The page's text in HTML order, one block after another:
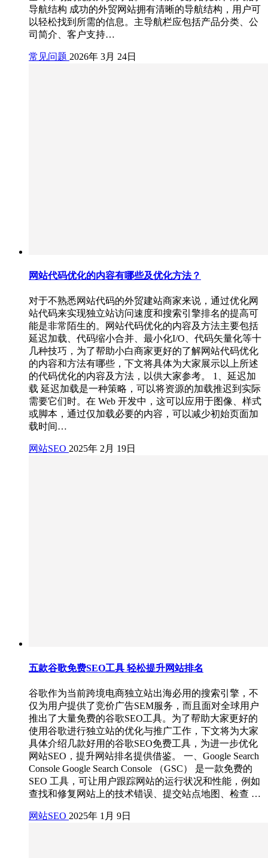
导航结构 成功的外贸网站拥有清晰的导航结构，用户可
以轻松找到所需的信息。主导航栏应包括产品分类、公
司简介、客户支持…
常见问题 2026年 3月 24日
网站代码优化的内容有哪些及优化方法？
对于不熟悉网站代码的外贸建站商家来说，通过优化网
站代码来实现独立站访问速度和搜索引擎排名的提高可
能是非常陌生的。网站代码优化的内容及方法主要包括
延迟加载、代码缩小合并、最小化I/O、代码矢量化等十
几种技巧，为了帮助小白商家更好的了解网站代码优化
的内容和方法有哪些，下文将具体为大家展示以上所述
的代码优化的内容及方法，以供大家参考。 1、延迟加
载 延迟加载是一种策略，可以将资源的加载推迟到实际
需要它们时。在 Web 开发中，这可以应用于图像、样式
或脚本，通过仅加载必要的内容，可以减少初始页面加
载时间…
网站SEO 2025年 2月 19日
五款谷歌免费SEO工具 轻松提升网站排名
谷歌作为当前跨境电商独立站出海必用的搜索引擎，不
仅为用户提供了竞价广告SEM服务，而且面对全球用户
推出了大量免费的谷歌SEO工具。为了帮助大家更好的
使用谷歌进行独立站的优化与推广工作，下文将为大家
具体介绍几款好用的谷歌SEO免费工具，为进一步优化
网站SEO，提升网站排名提供借鉴。 一、Google Search
Console Google Search Console （GSC） 是一款免费的
SEO 工具，可让用户跟踪网站的运行状况和性能，例如
查找和修复网站上的技术错误、提交站点地图、检查 …
网站SEO 2025年 1月 9日